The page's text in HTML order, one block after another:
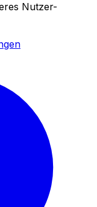
Nutzer-